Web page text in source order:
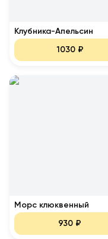
Клубника-Апельсин
1030₽
Морс клюквенный
930 ₽